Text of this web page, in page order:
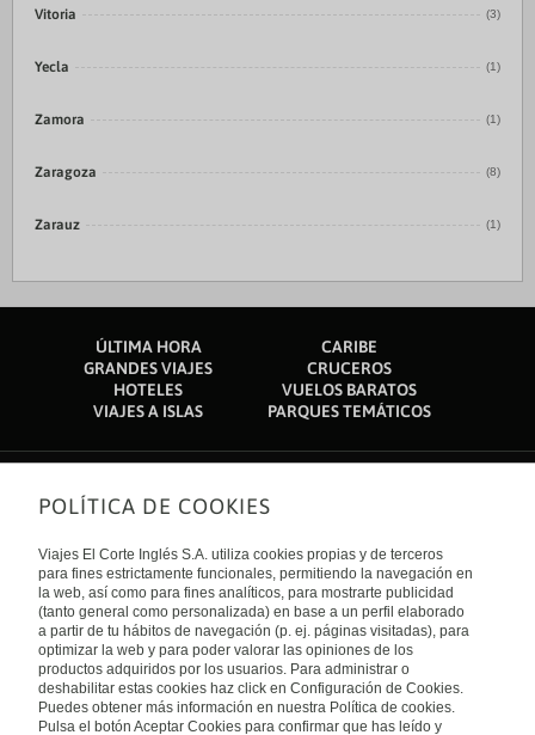
Vitoria (3)
Yecla (1)
Zamora (1)
Zaragoza (8)
Zarauz (1)
ÚLTIMA HORA
CARIBE
GRANDES VIAJES
CRUCEROS
HOTELES
VUELOS BARATOS
VIAJES A ISLAS
PARQUES TEMÁTICOS
Sobre nosotros
Quiénes somos
Financiación
Sostenibilidad
Turismo accesible
Tarjeta El Corte Inglés
Trabaja con nosotros
El Corte Inglés
Canal Ético
Enlaces de interés
Guías de viaje
Catálogos
Auto check-in
Condiciones Generales
Política de privacidad
Política de cookies
Accesibilidad
Internacional
España
POLÍTICA DE COOKIES
Viajes El Corte Inglés S.A. utiliza cookies propias y de terceros
para fines estrictamente funcionales, permitiendo la navegación en
la web, así como para fines analíticos, para mostrarte publicidad
(tanto general como personalizada) en base a un perfil elaborado
a partir de tu hábitos de navegación (p. ej. páginas visitadas), para
optimizar la web y para poder valorar las opiniones de los
productos adquiridos por los usuarios. Para administrar o
deshabilitar estas cookies haz click en Configuración de Cookies.
Puedes obtener más información en nuestra Política de cookies.
Pulsa el botón Aceptar Cookies para confirmar que has leído y